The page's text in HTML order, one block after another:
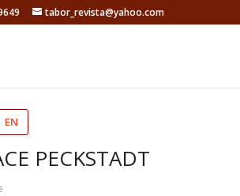
tabor_revista@yahoo.com
EN
PECKSTADT